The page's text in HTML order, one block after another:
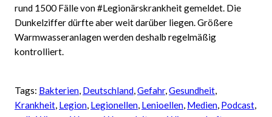
rund 1500 Fälle von #Legionärskrankheit gemeldet. Die
Dunkelziffer dürfte aber weit darüber liegen. Größere
Warmwasseranlagen werden deshalb regelmäßig
kontrolliert.
Tags: Bakterien, Deutschland, Gefahr, Gesundheit
Krankheit, Legion, Legionellen, Lenioellen, Medien, Podcast